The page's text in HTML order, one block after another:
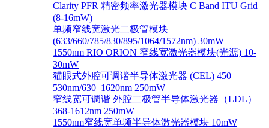
Clarity PFR 精密频率激光器模块 C Band ITU Grid
(8-16mW)
单频窄线宽激光二极管模块
(633/660/785/830/895/1064/1572nm) 30mW
1550nm RIO ORION 窄线宽激光器模块(光源) 10-
30mW
猫眼式外腔可调谐半导体激光器 (CEL) 450–
530nm/630–1620nm 250mW
窄线宽可调谐 外腔二极管半导体激光器（LDL）
368-1612nm 250mW
1550nm窄线宽单频半导体激光器模块 10mW